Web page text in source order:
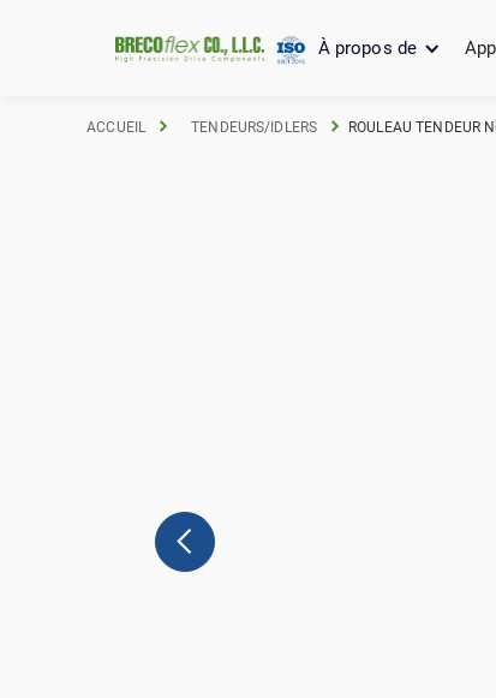
À propos de
ACCUEIL TENDEURS/IDLERS ROULEAU TENDEUR